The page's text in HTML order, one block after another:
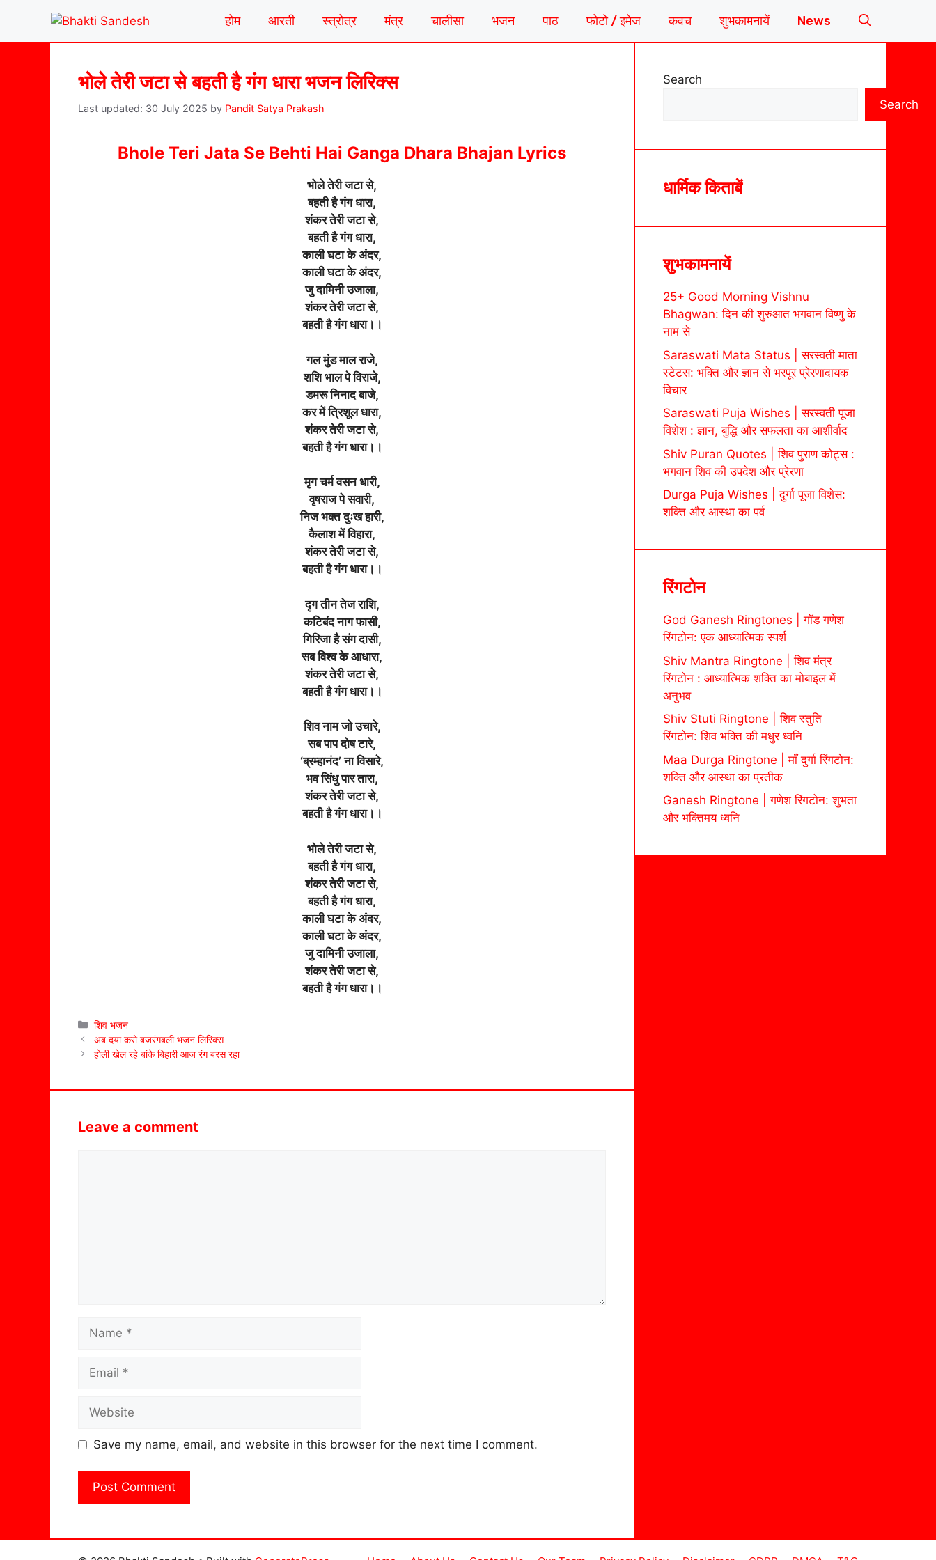
content
होम आरती स्त्रोत्र मंत्र चालीसा भजन पाठ फोटो / इमेज कवच शुभकामनायें News
भोले तेरी जटा से बहती है गंग धारा भजन लिरिक्स
30 July 2025 by Pandit Satya Prakash
Bhole Teri Jata Se Behti Hai Ganga Dhara Bhajan Lyrics
भोले तेरी जटा से,
बहती है गंग धारा,
शंकर तेरी जटा से,
बहती है गंग धारा,
काली घटा के अंदर,
काली घटा के अंदर,
जु दामिनी उजाला,
शंकर तेरी जटा से,
बहती है गंग धारा।।
गल मुंड माल राजे,
शशि भाल पे विराजे,
डमरू निनाद बाजे,
कर में त्रिशूल धारा,
शंकर तेरी जटा से,
बहती है गंग धारा।।
मृग चर्म वसन धारी,
वृषराज पे सवारी,
निज भक्त दुःख हारी,
कैलाश में विहारा,
शंकर तेरी जटा से,
बहती है गंग धारा।।
दृग तीन तेज राशि,
कटिबंद नाग फासी,
गिरिजा है संग दासी,
सब विश्व के आधारा,
शंकर तेरी जटा से,
बहती है गंग धारा।।
शिव नाम जो उचारे,
सब पाप दोष टारे,
‘ब्रम्हानंद’ ना विसारे,
भव सिंधु पार तारा,
शंकर तेरी जटा से,
बहती है गंग धारा।।
भोले तेरी जटा से,
बहती है गंग धारा,
शंकर तेरी जटा से,
बहती है गंग धारा,
काली घटा के अंदर,
काली घटा के अंदर,
जु दामिनी उजाला,
शंकर तेरी जटा से,
बहती है गंग धारा।।
Categories
शिव भजन
अब दया करो बजरंगबली भजन लिरिक्स
होली खेल रहे बांके बिहारी आज रंग बरस रहा
Leave a comment
Save my name, email, and website in this browser for the next time I comment.
Search
Search
धार्मिक किताबें
शुभकामनायें
25+ Good Morning Vishnu
Bhagwan: दिन की शुरुआत भगवान विष्णु के
नाम से
Saraswati Mata Status | सरस्वती माता
स्टेटस: भक्ति और ज्ञान से भरपूर प्रेरणादायक
विचार
Saraswati Puja Wishes | सरस्वती पूजा
विशेश : ज्ञान, बुद्धि और सफलता का आशीर्वाद
Shiv Puran Quotes | शिव पुराण कोट्स :
भगवान शिव की उपदेश और प्रेरणा
Durga Puja Wishes | दुर्गा पूजा विशेस:
शक्ति और आस्था का पर्व
रिंगटोन
God Ganesh Ringtones | गॉड गणेश
रिंगटोन: एक आध्यात्मिक स्पर्श
Shiv Mantra Ringtone | शिव मंत्र
रिंगटोन : आध्यात्मिक शक्ति का मोबाइल में
अनुभव
Shiv Stuti Ringtone | शिव स्तुति
रिंगटोन: शिव भक्ति की मधुर ध्वनि
Maa Durga Ringtone | माँ दुर्गा रिंगटोन:
शक्ति और आस्था का प्रतीक
Ganesh Ringtone | गणेश रिंगटोन: शुभता
और भक्तिमय ध्वनि